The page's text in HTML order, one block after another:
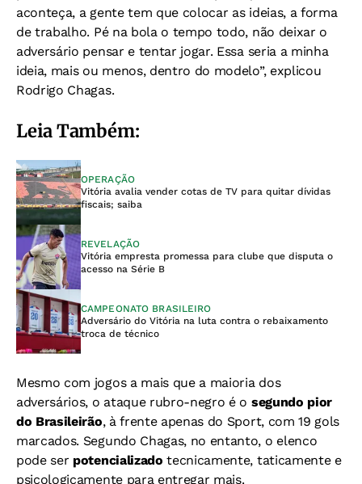
aconteça, a gente tem que colocar as ideias, a forma
de trabalho. Pé na bola o tempo todo, não deixar o
adversário pensar e tentar jogar. Essa seria a minha
ideia, mais ou menos, dentro do modelo”, explicou
Rodrigo Chagas.
Leia Também:
OPERAÇÃO
Vitória avalia vender cotas de TV para quitar dívidas
fiscais; saiba
REVELAÇÃO
Vitória empresta promessa para clube que disputa o
acesso na Série B
CAMPEONATO BRASILEIRO
Adversário do Vitória na luta contra o rebaixamento
troca de técnico
Mesmo com jogos a mais que a maioria dos
adversários, o ataque rubro-negro é o segundo pior
do Brasileirão, à frente apenas do Sport, com 19 gols
marcados. Segundo Chagas, no entanto, o elenco
pode ser potencializado tecnicamente, taticamente e
psicologicamente para entregar mais.